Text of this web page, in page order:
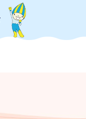
このページの本文へ